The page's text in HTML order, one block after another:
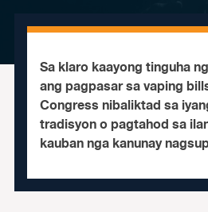
Sa klaro kaayong tinguha
ang pagpasar sa vaping
Congress nibaliktad sa
tradisyon o pagtahod sa
kauban nga kanunay